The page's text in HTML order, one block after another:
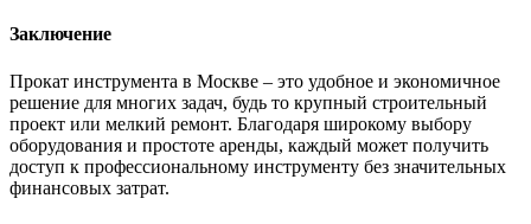
Заключение
Прокат инструмента в Москве – это удобное и экономичное
решение для многих задач, будь то крупный строительный
проект или мелкий ремонт. Благодаря широкому выбору
оборудования и простоте аренды, каждый может получить
доступ к профессиональному инструменту без значительных
финансовых затрат.